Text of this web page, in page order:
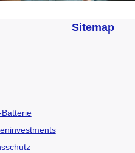
Sitemap